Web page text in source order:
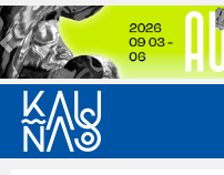
Previous